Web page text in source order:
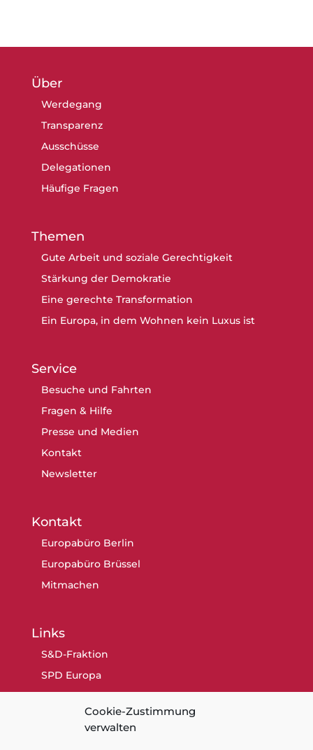
Cookie-Zustimmung
verwalten
Über
Werdegang
Transparenz
Ausschüsse
Delegationen
Häufige Fragen
Themen
Gute Arbeit und soziale Gerechtigkeit
Stärkung der Demokratie
Eine gerechte Transformation
Ein Europa, in dem Wohnen kein Luxus ist
Service
Besuche und Fahrten
Fragen & Hilfe
Presse und Medien
Kontakt
Newsletter
Kontakt
Europabüro Berlin
Europabüro Brüssel
Mitmachen
Links
S&D-Fraktion
SPD Europa